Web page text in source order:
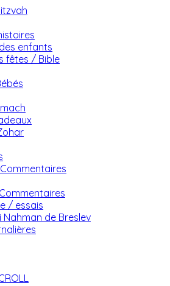
enfants
fêtes / Bible
/ essais
Nahman de Breslev